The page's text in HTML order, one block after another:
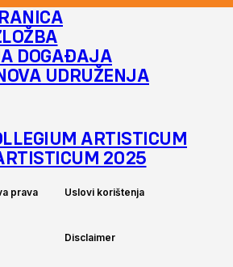
DOGAĐAJA
UDRUŽENJA
ARTISTICUM
2025
a prava
Uslovi korištenja
Disclaimer